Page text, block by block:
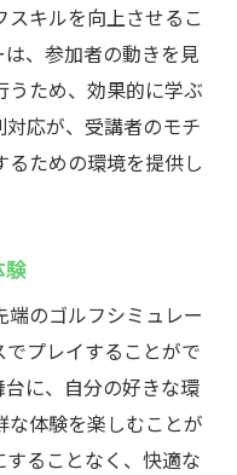
キルを向上させるこ
、参加者の動きを見
うため、効果的に学ぶ
応が、受講者のモチ
ための環境を提供し
験
のゴルフシミュレー
プレイすることがで
に、自分の好きな環
体験を楽しむことが
ることなく、快適な